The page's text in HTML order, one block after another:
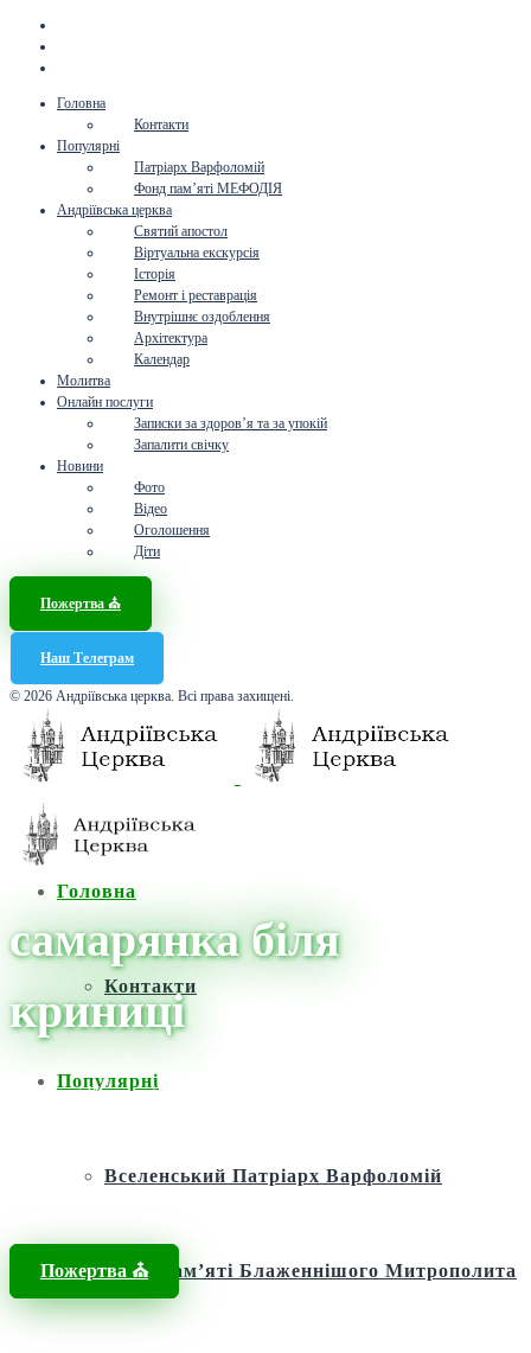
Головна
Контакти
Популярні
Патріарх Варфоломій
Фонд пам’яті МЕФОДІЯ
Андріївська церква
Святий апостол
Віртуальна екскурсія
Історія
Ремонт і реставрація
Внутрішнє оздоблення
Архітектура
Календар
Молитва
Онлайн послуги
Записки за здоров’я та за упокій
Запалити свічку
Новини
Фото
Відео
Оголошення
Діти
Пожертва ⛪️
Наш Телеграм
© 2026 Андріївська церква. Всі права захищені.
Головна
Контакти
Популярні
Вселенський Патріарх Варфоломій
Фонд пам’яті Блаженнішого Митрополита
Пожертва ⛪️
самарянка біля
криниці
Головна / Новини /самарянка біля криниці